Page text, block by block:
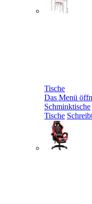
Tische
Das Menü
Schminktische
Tische